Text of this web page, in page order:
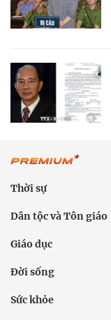
Thời sự
Dân tộc và Tôn giáo
Giáo dục
Đời sống
Sức khỏe